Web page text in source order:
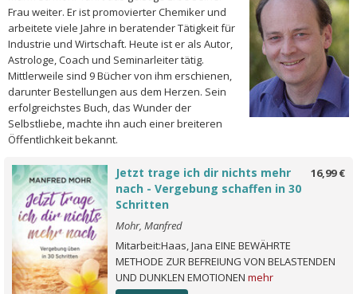
Frau weiter. Er ist promovierter Chemiker und
arbeitete viele Jahre in beratender Tätigkeit für
Industrie und Wirtschaft. Heute ist er als Autor,
Astrologe, Coach und Seminarleiter tätig.
Mittlerweile sind 9 Bücher von ihm erschienen,
darunter Bestellungen aus dem Herzen. Sein
erfolgreichstes Buch, das Wunder der
Selbstliebe, machte ihn auch einer breiteren
Öffentlichkeit bekannt.
16,99 €
Jetzt trage ich dir nichts mehr
nach - Vergebung schaffen in 30
Schritten
Mohr, Manfred
Mitarbeit:Haas, Jana EINE BEWÄHRTE
METHODE ZUR BEFREIUNG VON BELASTENDEN
UND DUNKLEN EMOTIONEN mehr